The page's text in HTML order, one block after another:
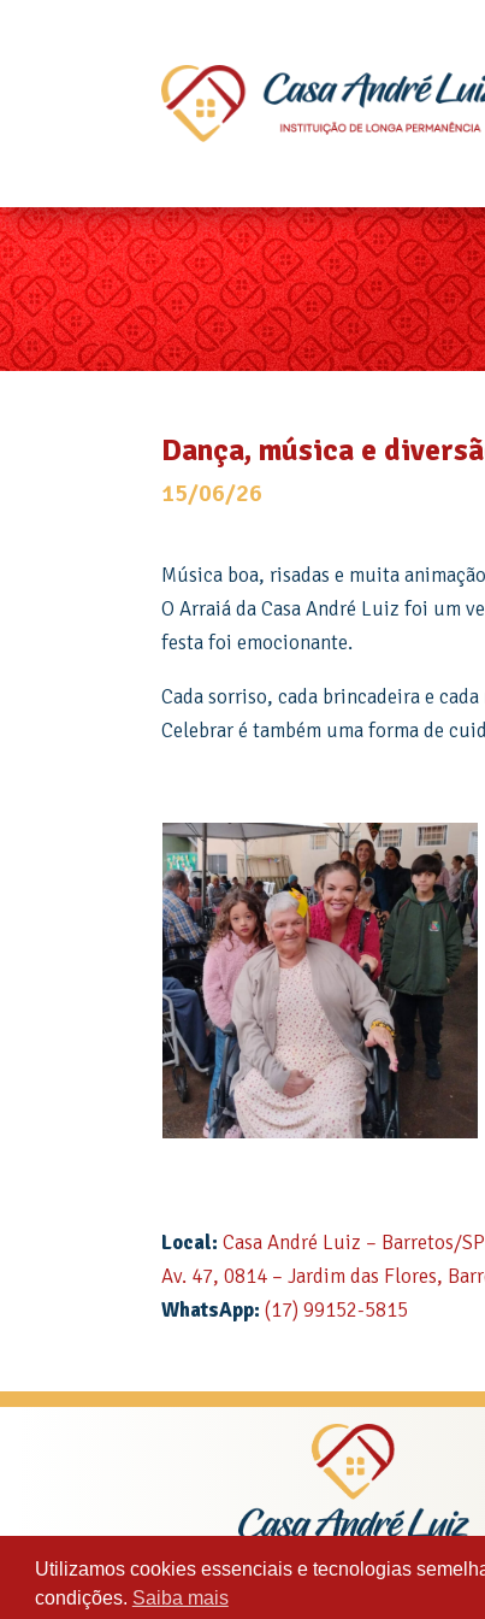
Dança, música e
15/06/26
Música boa, risadas e muita
O Arraiá da Casa André Luiz foi um
festa foi emocionante.
Cada sorriso, cada brincadeira e
Celebrar é também uma forma de
Local: Casa André Luiz – Barretos/SP
Av. 47, 0814 – Jardim das Flores,
WhatsApp: (17) 99152-5815
Utilizamos cookies essenciais e tecnologias
condições. Saiba mais